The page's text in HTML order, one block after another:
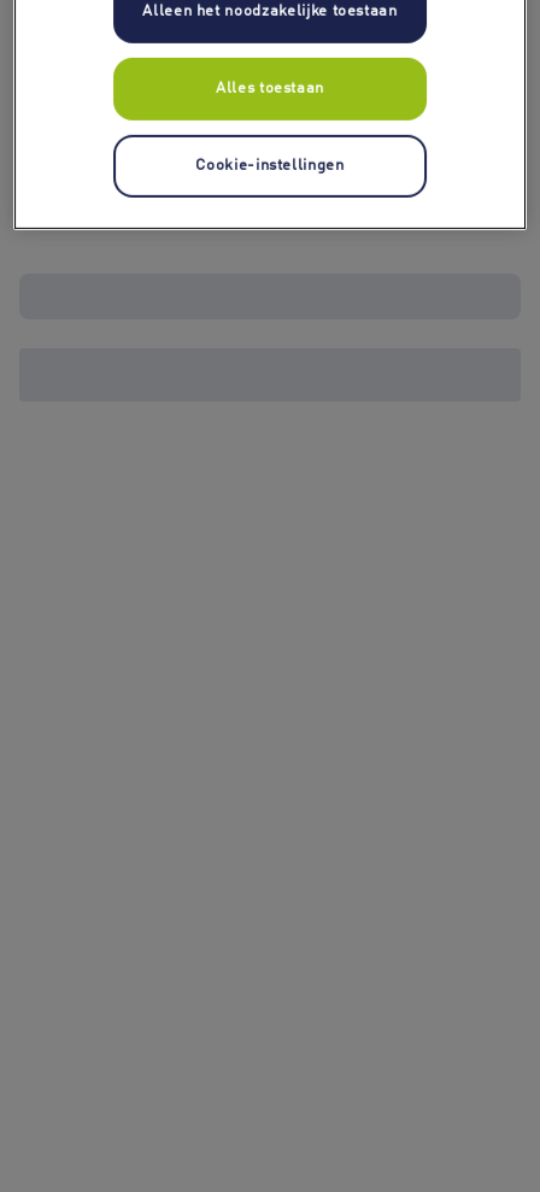
Alleen het noodzakelijke toestaan
Alles toestaan
Cookie-instellingen